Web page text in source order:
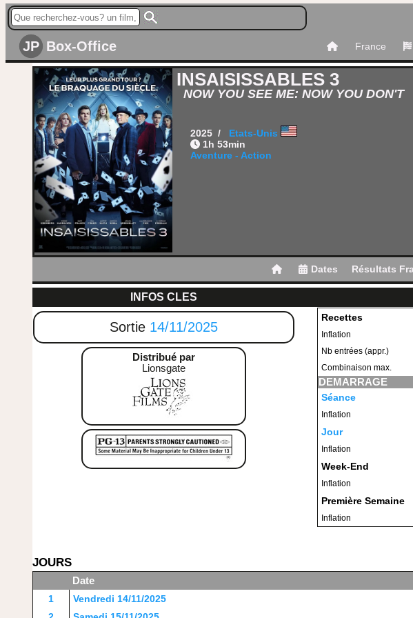
JP Box-Office France
INSAISISSABLES 3
NOW YOU SEE ME: NOW YOU DON'T
2025 / Etats-Unis
1h 53min
Aventure - Action
Dates Résultats
INFOS CLES
Sortie 14/11/2025
Distribué par
Lionsgate
Recettes
Inflation
Nb entrées (appr.)
Combinaison max.
DEMARRAGE
Séance
Inflation
Jour
Inflation
Week-End
Inflation
Première Semaine
Inflation
JOURS
Date
1
Vendredi 14/11/2025